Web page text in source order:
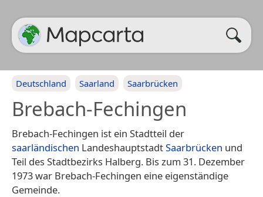
Deutschland Saarland Saarbrücken
Brebach-Fechingen
Brebach-Fechingen ist ein Stadtteil der
saarländischen LandeshauptstadtSaarbrücken und
Teil des Stadtbezirks Halberg. Bis zum 31. Dezember
1973 war Brebach-Fechingen eine eigenständige
Gemeinde.